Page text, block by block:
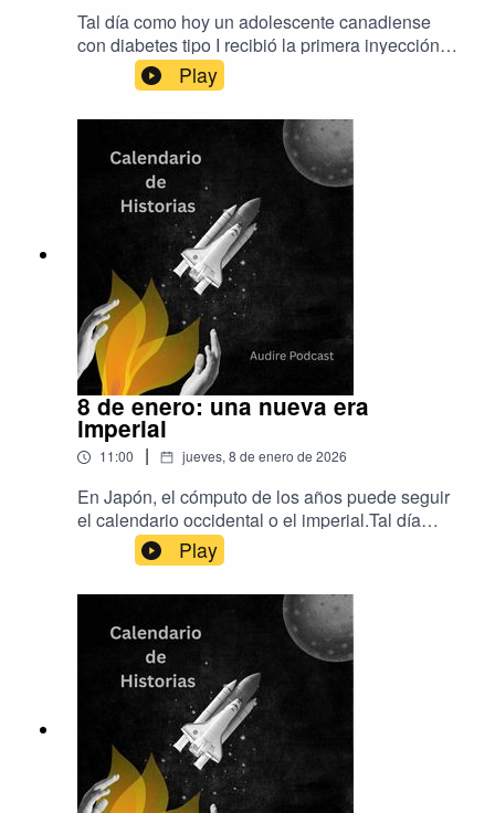
Tal día como hoy un adolescente canadiense
con diabetes tipo I recibió la primera inyección
de insulina de la historia. Un avance médico que
convirtió una sentencia de muerte en una
enfermedad crónica.La música es de
EpidemicSound y Aser RodríguezLa producción
es de Audire Podcastwww.audirepodcast.com
Play
8 de enero: una nueva era
imperial
11:00 | jueves, 8 de enero de 2026
En Japón, el cómputo de los años puede seguir
el calendario occidental o el imperial.Tal día
como hoy comenzó la era Heisei, aunque en la
actualidad ya se está en otra: Reiwa.
Aprovechamos esta efeméride para hablar de la
tradición ancestral de las eras imperiales y de su
significado.En Audire Podcast, lo confesamos,
somos amantes de Japón. Les deseamos que
disfruten el Calendario de Hoy.La música es de
Aser Rodríguez y de EpidemicSound.La
producción es de Audire:
www.audirepodcast.com
Play